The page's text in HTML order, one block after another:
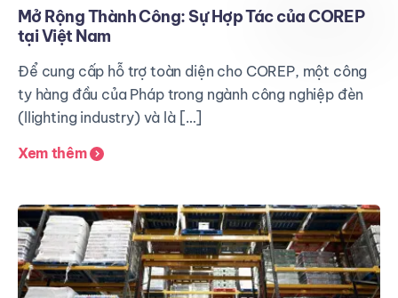
Mở Rộng Thành Công: Sự Hợp Tác của COREP
tại Việt Nam
Để cung cấp hỗ trợ toàn diện cho COREP, một công
ty hàng đầu của Pháp trong ngành công nghiệp đèn
(llighting industry) và là […]
Xem thêm